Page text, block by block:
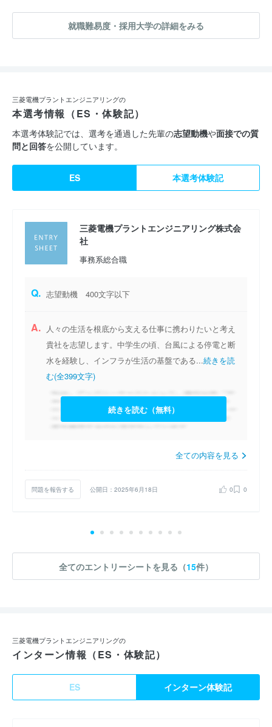
就職難易度・採用大学の詳細をみる
三菱電機プラントエンジニアリングの
本選考情報（ES・体験記）
本選考体験記では、選考を通過した先輩の志望動機や面接での質
問と回答を公開しています。
ES 本選考体験記
三菱電機プラントエンジニアリング株式会
社
事務系総合職
Q. 志望動機 400文字以下
A. 人々の生活を根底から支える仕事に携わりたいと考え
貴社を志望します。中学生の頃、台風による停電と断
水を経験し、インフラが生活の基盤である...続きを読
む(全399文字)
続きを読む（無料）
全ての内容を見る
問題を報告する 公開日：2025年6月18日 0 0
全てのエントリーシートを見る（15件）
三菱電機プラントエンジニアリングの
インターン情報（ES・体験記）
ES インターン体験記